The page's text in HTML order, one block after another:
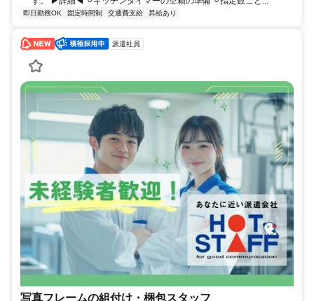
即日勤務OK 固定時間制 交通費支給 昇給あり
派遣社員
写真フレームの組付け・梱包スタッフ